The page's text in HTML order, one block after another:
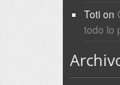
Totion
todo lo